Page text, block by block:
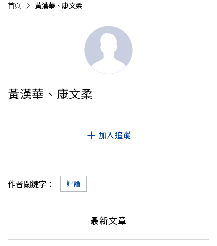
首頁 目前頁面：
黃漢華、康文柔
黃漢華、康文柔
加入追蹤
作者關鍵字： 評論
最新文章